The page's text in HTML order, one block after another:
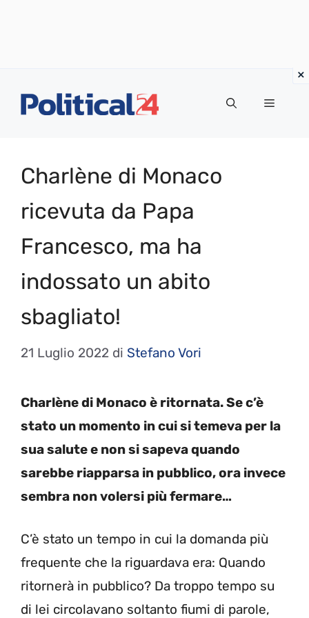
Menu
Charlène di Monaco
ricevuta da Papa
Francesco, ma ha
indossato un abito
sbagliato!
21 Luglio 2022 di Stefano Vori
Charlène di Monaco è ritornata. Se c’è
stato un momento in cui si temeva per la
sua salute e non si sapeva quando
sarebbe riapparsa in pubblico, ora invece
sembra non volersi più fermare…
C’è stato un tempo in cui la domanda più
frequente che la riguardava era: Quando
ritornerà in pubblico? Da troppo tempo su
di lei circolavano soltanto fiumi di parole,